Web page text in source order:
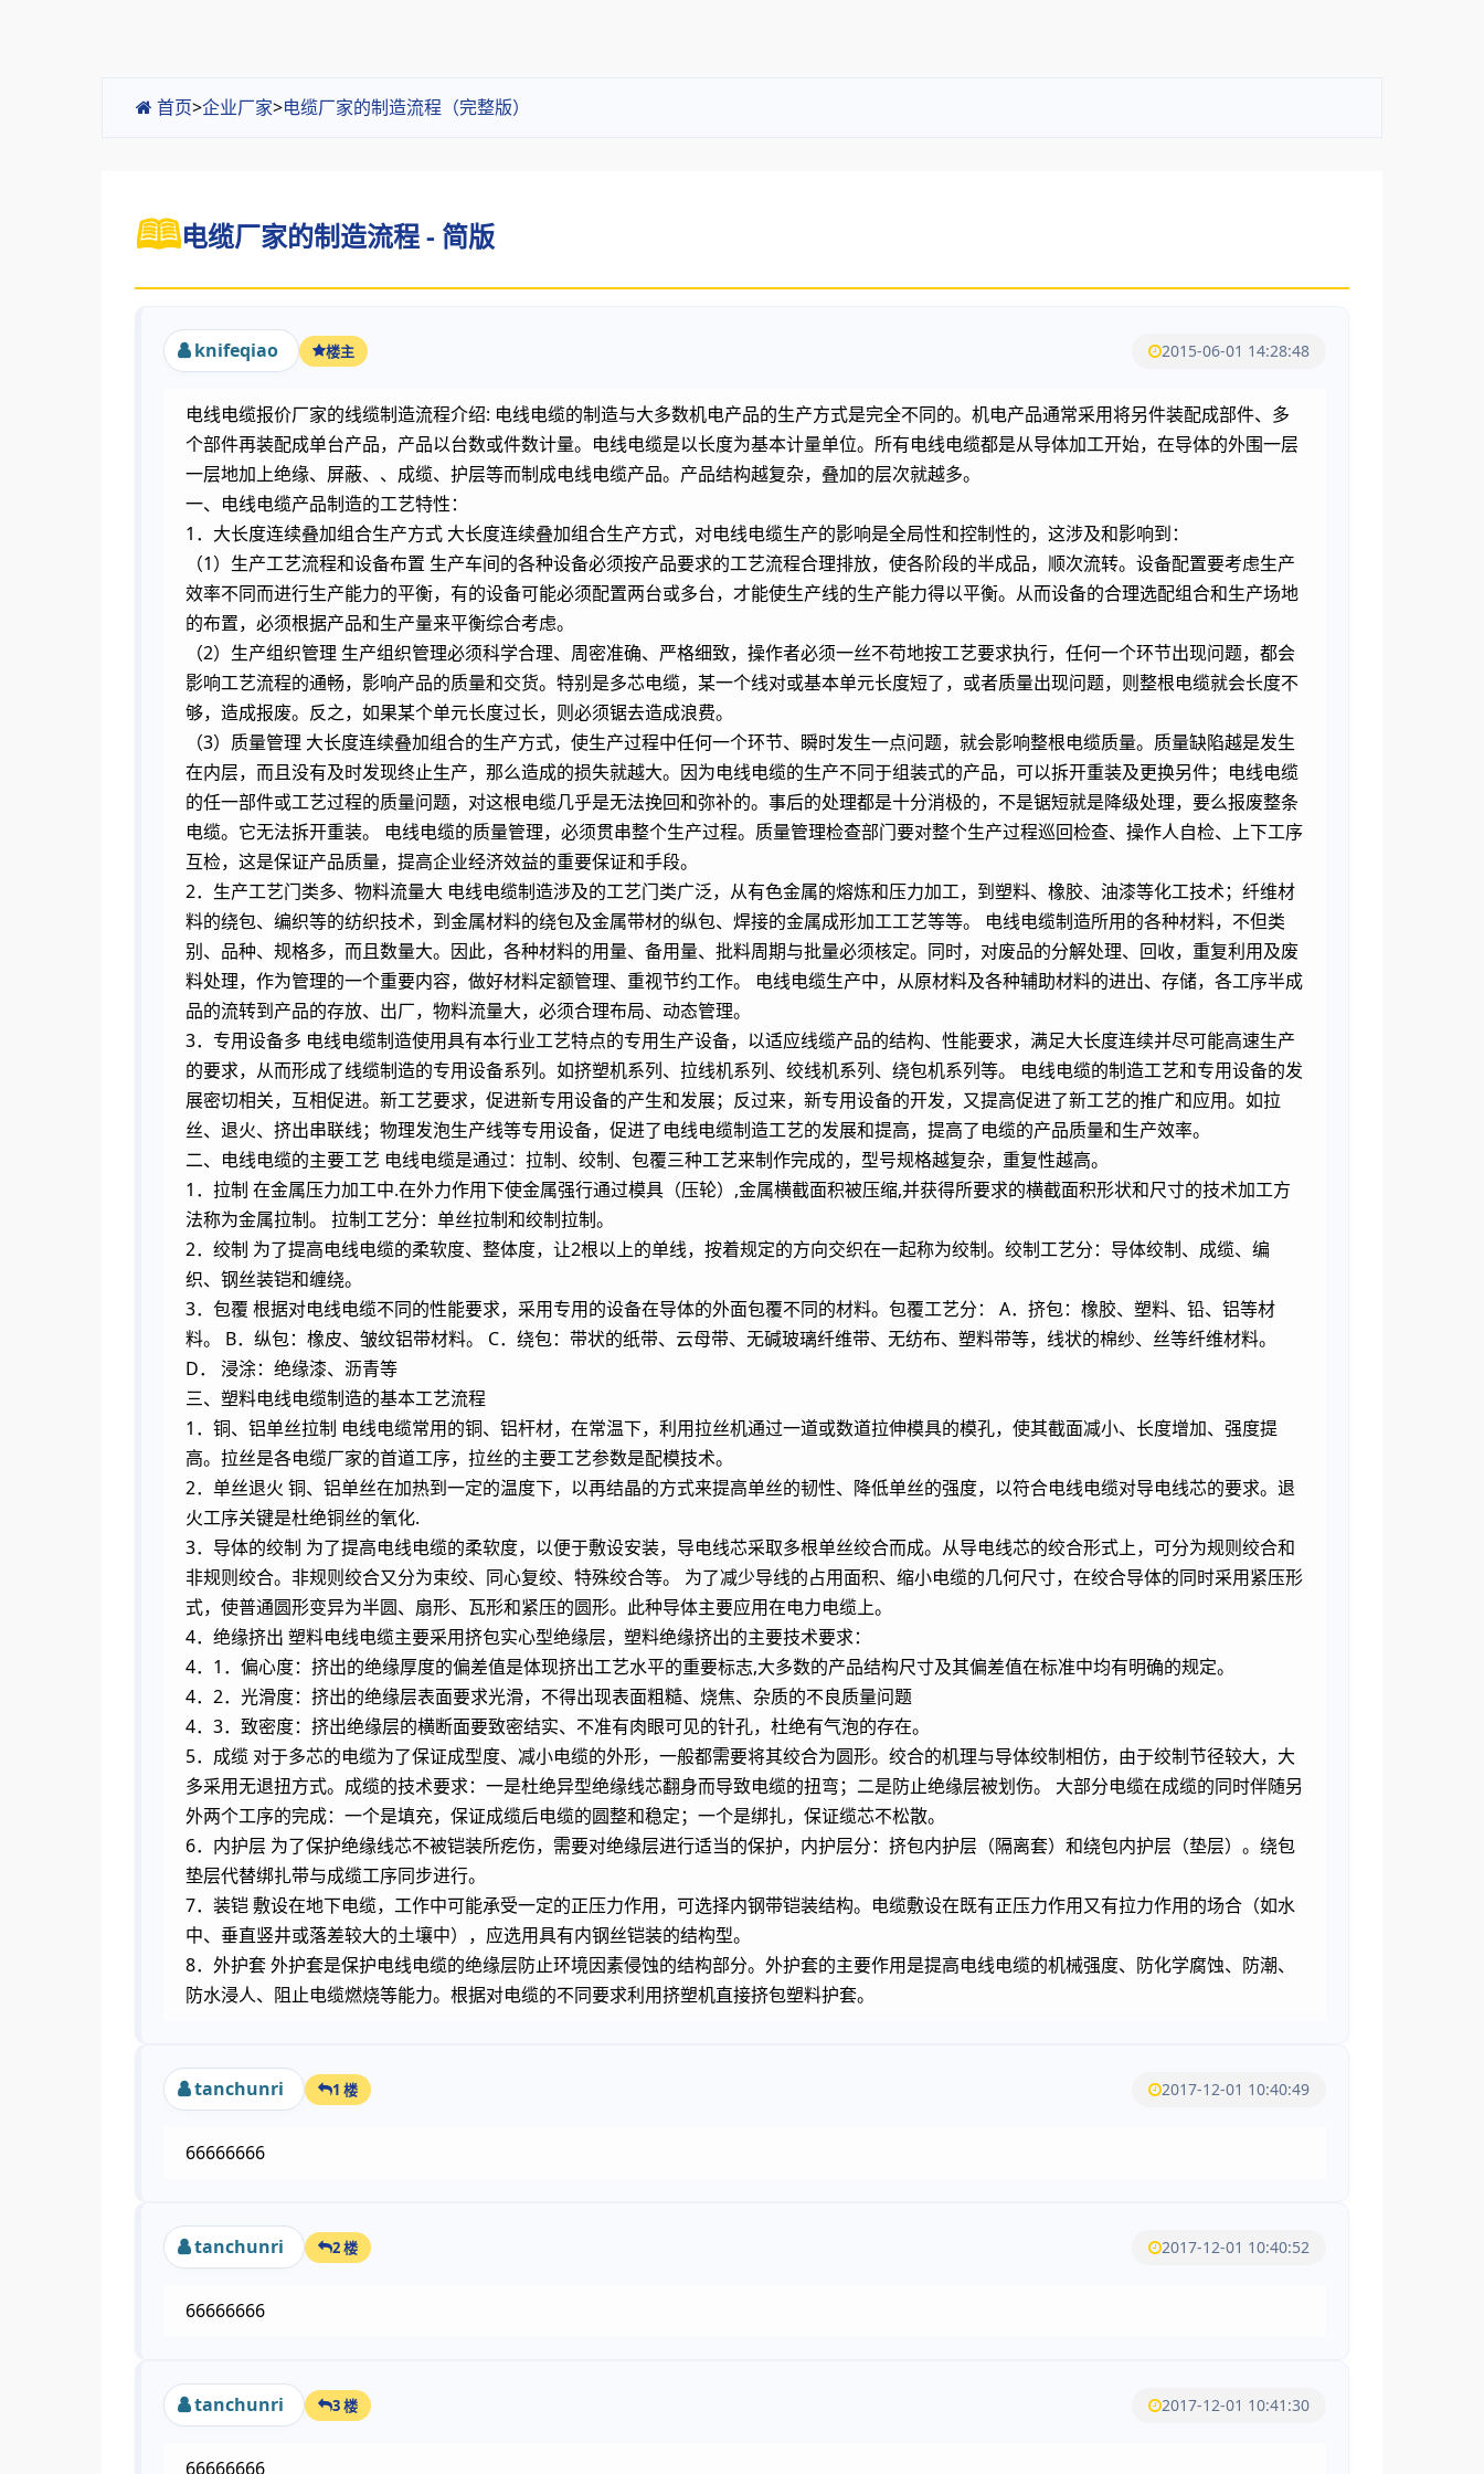
首页>企业厂家>电缆厂家的制造流程（完整版）
电缆厂家的制造流程 - 简版
knifeqiao 楼主 2015-06-01 14:28:48
电线电缆报价厂家的线缆制造流程介绍: 电线电缆的制造与大多数机电产品的生产方式是完全不同的。机电产品通常采用将另件装配成部件、多
个部件再装配成单台产品，产品以台数或件数计量。电线电缆是以长度为基本计量单位。所有电线电缆都是从导体加工开始，在导体的外围一层
一层地加上绝缘、屏蔽、、成缆、护层等而制成电线电缆产品。产品结构越复杂，叠加的层次就越多。
一、电线电缆产品制造的工艺特性：
1．大长度连续叠加组合生产方式 大长度连续叠加组合生产方式，对电线电缆生产的影响是全局性和控制性的，这涉及和影响到：
（1）生产工艺流程和设备布置 生产车间的各种设备必须按产品要求的工艺流程合理排放，使各阶段的半成品，顺次流转。设备配置要考虑生产
效率不同而进行生产能力的平衡，有的设备可能必须配置两台或多台，才能使生产线的生产能力得以平衡。从而设备的合理选配组合和生产场地
的布置，必须根据产品和生产量来平衡综合考虑。
（2）生产组织管理 生产组织管理必须科学合理、周密准确、严格细致，操作者必须一丝不苟地按工艺要求执行，任何一个环节出现问题，都会
影响工艺流程的通畅，影响产品的质量和交货。特别是多芯电缆，某一个线对或基本单元长度短了，或者质量出现问题，则整根电缆就会长度不
够，造成报废。反之，如果某个单元长度过长，则必须锯去造成浪费。
（3）质量管理 大长度连续叠加组合的生产方式，使生产过程中任何一个环节、瞬时发生一点问题，就会影响整根电缆质量。质量缺陷越是发生
在内层，而且没有及时发现终止生产，那么造成的损失就越大。因为电线电缆的生产不同于组装式的产品，可以拆开重装及更换另件；电线电缆
的任一部件或工艺过程的质量问题，对这根电缆几乎是无法挽回和弥补的。事后的处理都是十分消极的，不是锯短就是降级处理，要么报废整条
电缆。它无法拆开重装。 电线电缆的质量管理，必须贯串整个生产过程。质量管理检查部门要对整个生产过程巡回检查、操作人自检、上下工序
互检，这是保证产品质量，提高企业经济效益的重要保证和手段。
2．生产工艺门类多、物料流量大 电线电缆制造涉及的工艺门类广泛，从有色金属的熔炼和压力加工，到塑料、橡胶、油漆等化工技术；纤维材
料的绕包、编织等的纺织技术，到金属材料的绕包及金属带材的纵包、焊接的金属成形加工工艺等等。 电线电缆制造所用的各种材料，不但类
别、品种、规格多，而且数量大。因此，各种材料的用量、备用量、批料周期与批量必须核定。同时，对废品的分解处理、回收，重复利用及废
料处理，作为管理的一个重要内容，做好材料定额管理、重视节约工作。 电线电缆生产中，从原材料及各种辅助材料的进出、存储，各工序半成
品的流转到产品的存放、出厂，物料流量大，必须合理布局、动态管理。
3．专用设备多 电线电缆制造使用具有本行业工艺特点的专用生产设备，以适应线缆产品的结构、性能要求，满足大长度连续并尽可能高速生产
的要求，从而形成了线缆制造的专用设备系列。如挤塑机系列、拉线机系列、绞线机系列、绕包机系列等。 电线电缆的制造工艺和专用设备的发
展密切相关，互相促进。新工艺要求，促进新专用设备的产生和发展；反过来，新专用设备的开发，又提高促进了新工艺的推广和应用。如拉
丝、退火、挤出串联线；物理发泡生产线等专用设备，促进了电线电缆制造工艺的发展和提高，提高了电缆的产品质量和生产效率。
二、电线电缆的主要工艺 电线电缆是通过：拉制、绞制、包覆三种工艺来制作完成的，型号规格越复杂，重复性越高。
1．拉制 在金属压力加工中.在外力作用下使金属强行通过模具（压轮）,金属横截面积被压缩,并获得所要求的横截面积形状和尺寸的技术加工方
法称为金属拉制。 拉制工艺分：单丝拉制和绞制拉制。
2．绞制 为了提高电线电缆的柔软度、整体度，让2根以上的单线，按着规定的方向交织在一起称为绞制。绞制工艺分：导体绞制、成缆、编
织、钢丝装铠和缠绕。
3．包覆 根据对电线电缆不同的性能要求，采用专用的设备在导体的外面包覆不同的材料。包覆工艺分： A．挤包：橡胶、塑料、铅、铝等材
料。 B．纵包：橡皮、皱纹铝带材料。 C．绕包：带状的纸带、云母带、无碱玻璃纤维带、无纺布、塑料带等，线状的棉纱、丝等纤维材料。
D． 浸涂：绝缘漆、沥青等
三、塑料电线电缆制造的基本工艺流程
1．铜、铝单丝拉制 电线电缆常用的铜、铝杆材，在常温下，利用拉丝机通过一道或数道拉伸模具的模孔，使其截面减小、长度增加、强度提
高。拉丝是各电缆厂家的首道工序，拉丝的主要工艺参数是配模技术。
2．单丝退火 铜、铝单丝在加热到一定的温度下，以再结晶的方式来提高单丝的韧性、降低单丝的强度，以符合电线电缆对导电线芯的要求。退
火工序关键是杜绝铜丝的氧化.
3．导体的绞制 为了提高电线电缆的柔软度，以便于敷设安装，导电线芯采取多根单丝绞合而成。从导电线芯的绞合形式上，可分为规则绞合和
非规则绞合。非规则绞合又分为束绞、同心复绞、特殊绞合等。 为了减少导线的占用面积、缩小电缆的几何尺寸，在绞合导体的同时采用紧压形
式，使普通圆形变异为半圆、扇形、瓦形和紧压的圆形。此种导体主要应用在电力电缆上。
4．绝缘挤出 塑料电线电缆主要采用挤包实心型绝缘层，塑料绝缘挤出的主要技术要求：
4．1．偏心度：挤出的绝缘厚度的偏差值是体现挤出工艺水平的重要标志,大多数的产品结构尺寸及其偏差值在标准中均有明确的规定。
4．2．光滑度：挤出的绝缘层表面要求光滑，不得出现表面粗糙、烧焦、杂质的不良质量问题
4．3．致密度：挤出绝缘层的横断面要致密结实、不准有肉眼可见的针孔，杜绝有气泡的存在。
5．成缆 对于多芯的电缆为了保证成型度、减小电缆的外形，一般都需要将其绞合为圆形。绞合的机理与导体绞制相仿，由于绞制节径较大，大
多采用无退扭方式。成缆的技术要求：一是杜绝异型绝缘线芯翻身而导致电缆的扭弯；二是防止绝缘层被划伤。 大部分电缆在成缆的同时伴随另
外两个工序的完成：一个是填充，保证成缆后电缆的圆整和稳定；一个是绑扎，保证缆芯不松散。
6．内护层 为了保护绝缘线芯不被铠装所疙伤，需要对绝缘层进行适当的保护，内护层分：挤包内护层（隔离套）和绕包内护层（垫层）。绕包
垫层代替绑扎带与成缆工序同步进行。
7．装铠 敷设在地下电缆，工作中可能承受一定的正压力作用，可选择内钢带铠装结构。电缆敷设在既有正压力作用又有拉力作用的场合（如水
中、垂直竖井或落差较大的土壤中），应选用具有内钢丝铠装的结构型。
8．外护套 外护套是保护电线电缆的绝缘层防止环境因素侵蚀的结构部分。外护套的主要作用是提高电线电缆的机械强度、防化学腐蚀、防潮、
防水浸人、阻止电缆燃烧等能力。根据对电缆的不同要求利用挤塑机直接挤包塑料护套。
tanchunri 1 楼 2017-12-01 10:40:49
66666666
tanchunri 2 楼 2017-12-01 10:40:52
66666666
tanchunri 3 楼 2017-12-01 10:41:30
66666666